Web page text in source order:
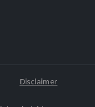
Disclaimer